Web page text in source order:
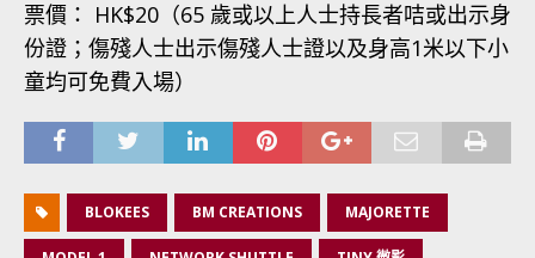
票價： HK$20（65 歲或以上人士持長者咭或出示身
份證；傷殘人士出示傷殘人士證以及身高1米以下小
童均可免費入場）
BLOKEES BM CREATIONS MAJORETTE